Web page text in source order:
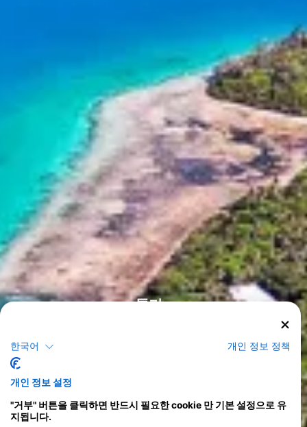
톤가
한국어 개인 정보 정책
개인 정보 설정
"거부" 버튼을 클릭하면 반드시 필요한 cookie 만 기본 설정으로 유
지됩니다.